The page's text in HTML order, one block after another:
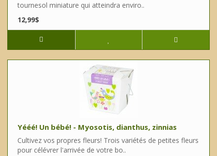
tournesol miniature qui atteindra enviro..
12,99$
Yééé! Un bébé! - Myosotis, dianthus, zinnias
Cultivez vos propres fleurs! Trois variétés de petites fleurs
pour célévrer l'arrivée de votre bo..